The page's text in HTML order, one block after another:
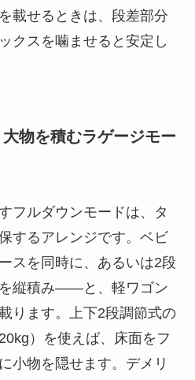
載せるときは、段差部分
クスを噛ませると安定し
物を積むラゲージモー
フルダウンモードは、タ
するアレンジです。ベビ
スを同時に、あるいは2段
縦積み——と、軽ワゴン
ります。上下2段調節式の
）を使えば、床面をフ
小物を隠せます。デメリ